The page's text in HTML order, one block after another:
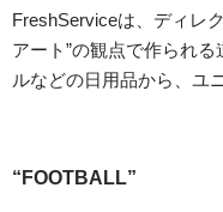
FreshServiceは、ディレ
アート”の観点で作られ
ルなどの日用品から、ユ
“FOOTBALL”